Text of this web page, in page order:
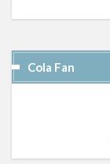
Cola Fan